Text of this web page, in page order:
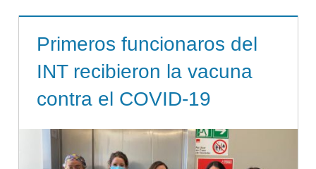
Primeros funcionaros del
INT recibieron la vacuna
contra el COVID-19